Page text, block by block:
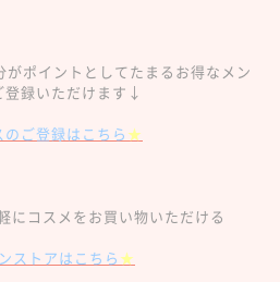
ポイントとしてたまるお得なメン
登録いただけます↓
のご登録はこちら ★
にコスメをお買い物いただける
ストアはこちら ★